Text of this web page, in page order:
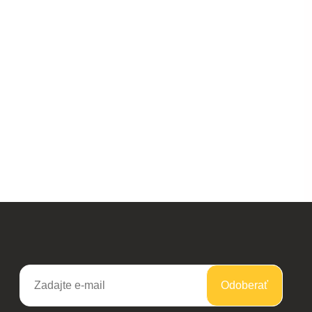
Odoberať